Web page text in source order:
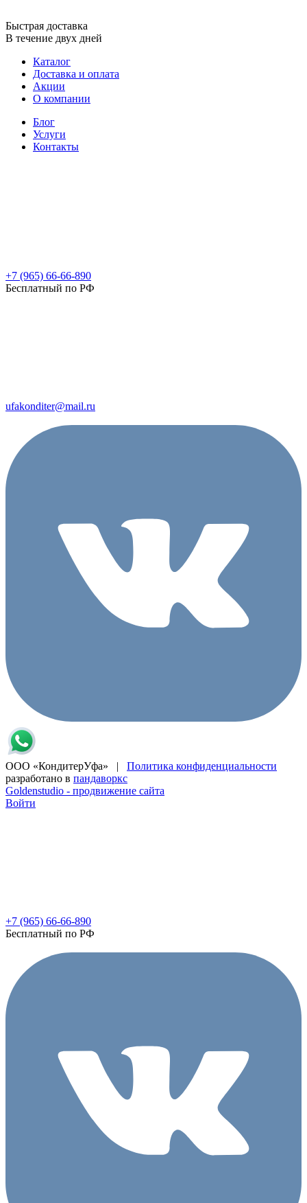
Быстрая доставка
В течение двух дней
Каталог
Доставка и оплата
Акции
О компании
Блог
Услуги
Контакты
+7 (965) 66-66-890
Бесплатный по РФ
ufakonditer@mail.ru
ООО «КондитерУфа» | Политика конфиденциальности
разработано в пандаворкс
Goldenstudio - продвижение сайта
Войти
+7 (965) 66-66-890
Бесплатный по РФ